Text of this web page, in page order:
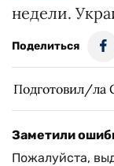
недели.
Поделиться
Подготовил/ла
Заметили
Пожалуйста,